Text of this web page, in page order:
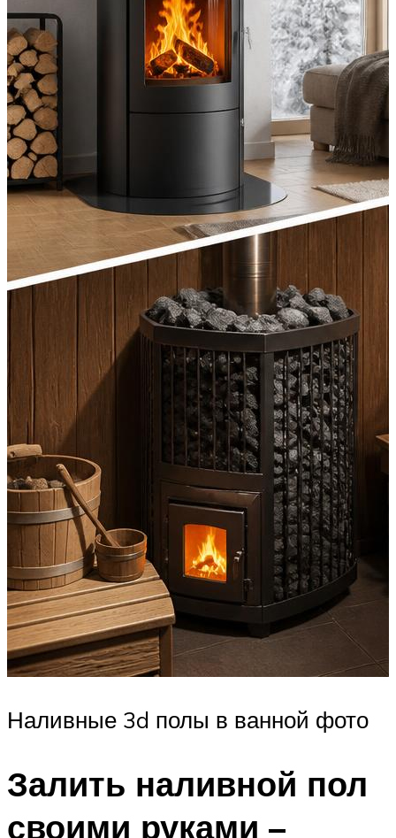
Наливные 3d полы в ванной фото
Залить наливной пол
своими руками –